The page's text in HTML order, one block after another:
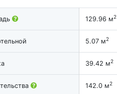
129.96 м2
5.07 м2
39.42 м2
142.0 м2